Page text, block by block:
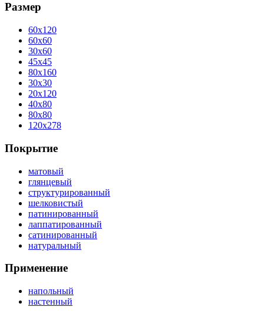
Размер
60x120
60x60
30x60
45x45
80x160
30x30
20x120
40x80
80x80
120x278
Покрытие
матовый
глянцевый
структурированный
шелковистый
патинированный
лаппатированный
сатинированный
натуральный
Применение
напольный
настенный